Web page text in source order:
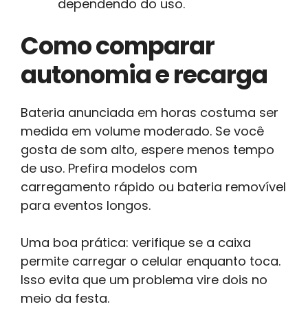
dependendo do uso.
Como comparar
autonomia e recarga
Bateria anunciada em horas costuma ser
medida em volume moderado. Se você
gosta de som alto, espere menos tempo
de uso. Prefira modelos com
carregamento rápido ou bateria removível
para eventos longos.
Uma boa prática: verifique se a caixa
permite carregar o celular enquanto toca.
Isso evita que um problema vire dois no
meio da festa.